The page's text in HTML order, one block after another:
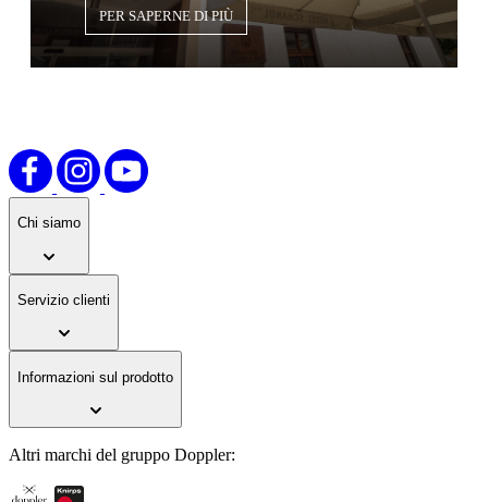
PER SAPERNE DI PIÙ
Chi siamo
Servizio clienti
Informazioni sul prodotto
Altri marchi del gruppo Doppler: